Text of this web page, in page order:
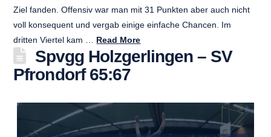
Ziel fanden. Offensiv war man mit 31 Punkten aber auch nicht
voll konsequent und vergab einige einfache Chancen. Im
dritten Viertel kam … Read More
Spvgg Holzgerlingen – SV
Pfrondorf 65:67